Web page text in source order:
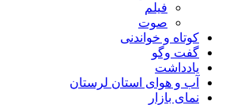
فیلم
صوت
کوتاه و خواندنی
گفت وگو
یادداشت
آب و هوای استان لرستان
نمای بازار